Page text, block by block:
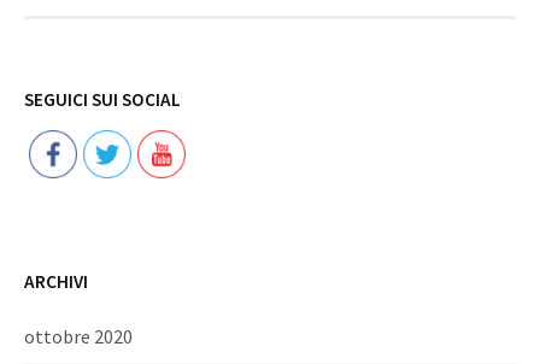
SEGUICI SUI SOCIAL
ARCHIVI
ottobre 2020